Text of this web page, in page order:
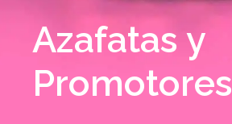
Azafatas y
Promotores